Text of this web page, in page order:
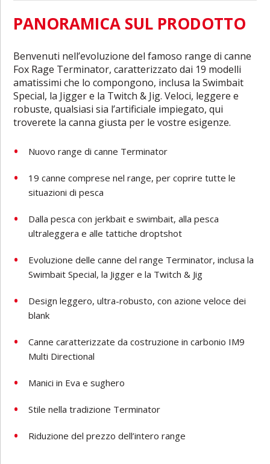
PANORAMICA SUL PRODOTTO
Benvenuti nell’evoluzione del famoso range di canne
Fox Rage Terminator, caratterizzato dai 19 modelli
amatissimi che lo compongono, inclusa la Swimbait
Special, la Jigger e la Twitch & Jig. Veloci, leggere e
robuste, qualsiasi sia l’artificiale impiegato, qui
troverete la canna giusta per le vostre esigenze.
Nuovo range di canne Terminator
19 canne comprese nel range, per coprire tutte le
situazioni di pesca
Dalla pesca con jerkbait e swimbait, alla pesca
ultraleggera e alle tattiche droptshot
Evoluzione delle canne del range Terminator, inclusa la
Swimbait Special, la Jigger e la Twitch & Jig
Design leggero, ultra-robusto, con azione veloce dei
blank
Canne caratterizzate da costruzione in carbonio IM9
Multi Directional
Manici in Eva e sughero
Stile nella tradizione Terminator
Riduzione del prezzo dell’intero range